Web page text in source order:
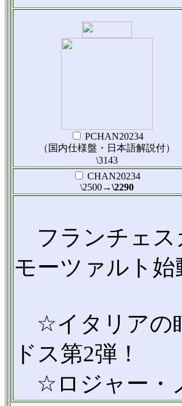
PCHAN20234
（国内仕様盤・日本語解説付）
\3143
CHAN20234
\2500→\2290
フランチェス
モーツァルト始
☆イタリアの
ドス第2弾！
☆ロジャー・